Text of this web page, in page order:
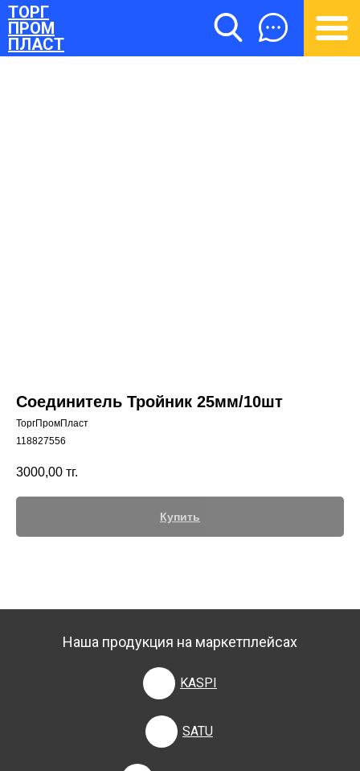
ТОРГ
ПРОМ
ПЛАСТ
Соединитель Тройник 25мм/10шт
ТоргПромПласт
118827556
3000,00 тг.
Купить
Наша продукция на маркетплейсах
KASPI
SATU